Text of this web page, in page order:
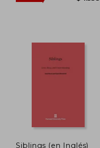
dcto.
Siblings (en Inglés)